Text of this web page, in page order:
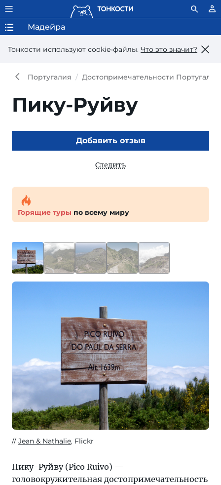
Тонкости используют сookie-файлы. Что это значит?
Мадейра
Португалия Достопримечательности Португалии
Пику-Руйву
Добавить отзыв
Следить
Горящие туры по всему миру
Jean & Nathalie, Flickr
Пику-Руйву (Pico Ruivo) —
головокружительная достопримечательность